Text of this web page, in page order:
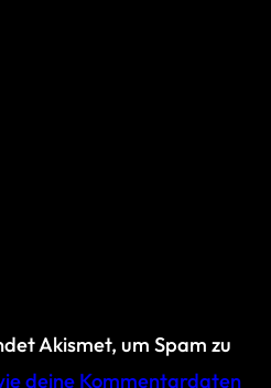
Akismet, um Spam zu
deine Kommentardaten